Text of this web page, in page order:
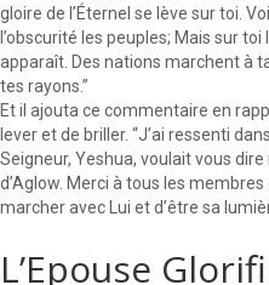
gloire de l’Éternel se lève sur toi.
l’obscurité les peuples; Mais sur
apparaît. Des nations marchent à
tes rayons.”
Et il ajouta ce commentaire en
lever et de briller. “J’ai ressenti
Seigneur, Yeshua, voulait vous
d’Aglow. Merci à tous les membres
marcher avec Lui et d’être sa
L’Epouse